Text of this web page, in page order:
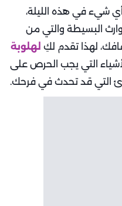
شيء في هذه الليلة،
البسيطة والتي من
لهذا تقدم لكِ لهلوبة
التي يجب الحرص على
التي قد تحدث في فرحك.